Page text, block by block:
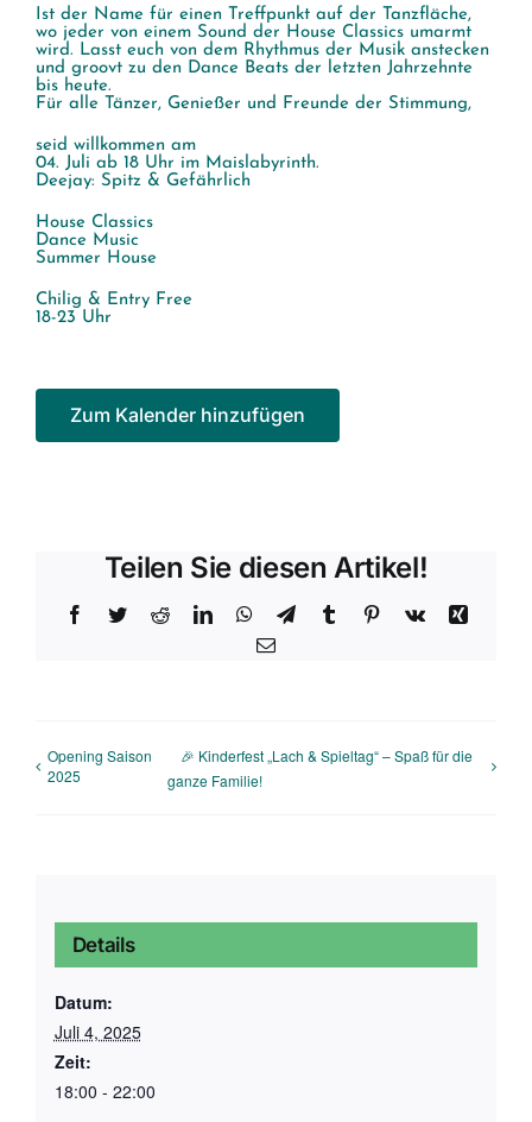
Ist der Name für einen Treffpunkt auf der Tanzfläche,
wo jeder von einem Sound der House Classics umarmt
wird. Lasst euch von dem Rhythmus der Musik anstecken
und groovt zu den Dance Beats der letzten Jahrzehnte
bis heute.
Für alle Tänzer, Genießer und Freunde der Stimmung,
seid willkommen am
04. Juli ab 18 Uhr im Maislabyrinth.
Deejay: Spitz & Gefährlich
House Classics
Dance Music
Summer House
Chilig & Entry Free
18-23 Uhr
Zum Kalender hinzufügen
Teilen Sie diesen Artikel!
Facebook
TwitterRedditLinkedInWhatsApp
TelegramTumblrPinterest
Vk
Xing
E-
Opening Saison
2025
🎉 Kinderfest „Lach & Spieltag“ – Spaß für die
ganze Familie!
Details
Datum:
Juli 4, 2025
Zeit:
18:00 - 22:00